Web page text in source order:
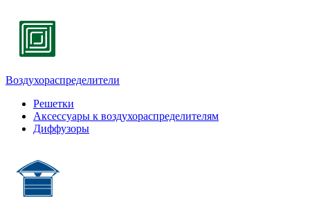
Воздухораспределители
Решетки
Аксессуары к воздухораспределителям
Диффузоры